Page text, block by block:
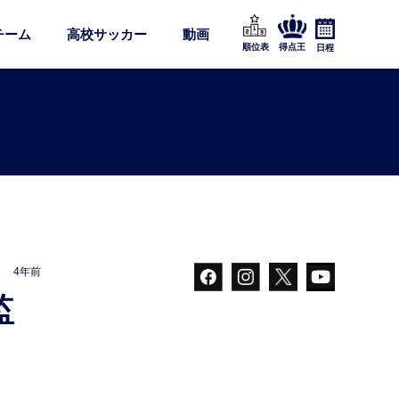
ーム 高校サッカー 動画
順位表 得点王 日程
4年前